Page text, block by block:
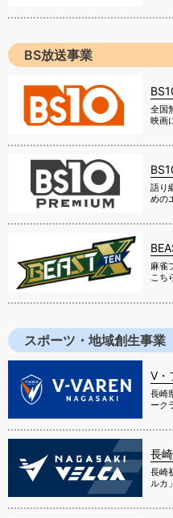
BS放送事業
全国
映画
語り
めの
麻雀
こち
スポーツ・地域創生事業
V・
長崎
ーク
長
長崎
ルカ」